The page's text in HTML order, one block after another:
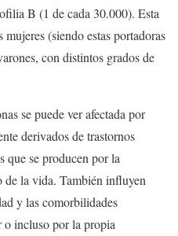
B (1 de cada 30.000). Esta
(siendo estas portadoras
con distintos grados de
se puede ver afectada por
derivados de trastornos
que se producen por la
de la vida. También influyen
y las comorbilidades
o incluso por la propia